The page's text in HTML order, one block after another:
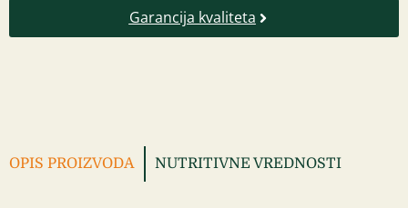
Garancija kvaliteta
OPIS PROIZVODA NUTRITIVNE VREDNOSTI